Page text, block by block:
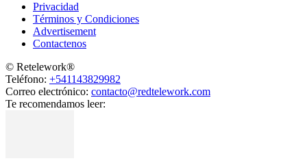
Privacidad
Términos y Condiciones
Advertisement
Contactenos
© Retelework®
Teléfono: +541143829982
Correo electrónico: contacto@redtelework.com
Te recomendamos leer: